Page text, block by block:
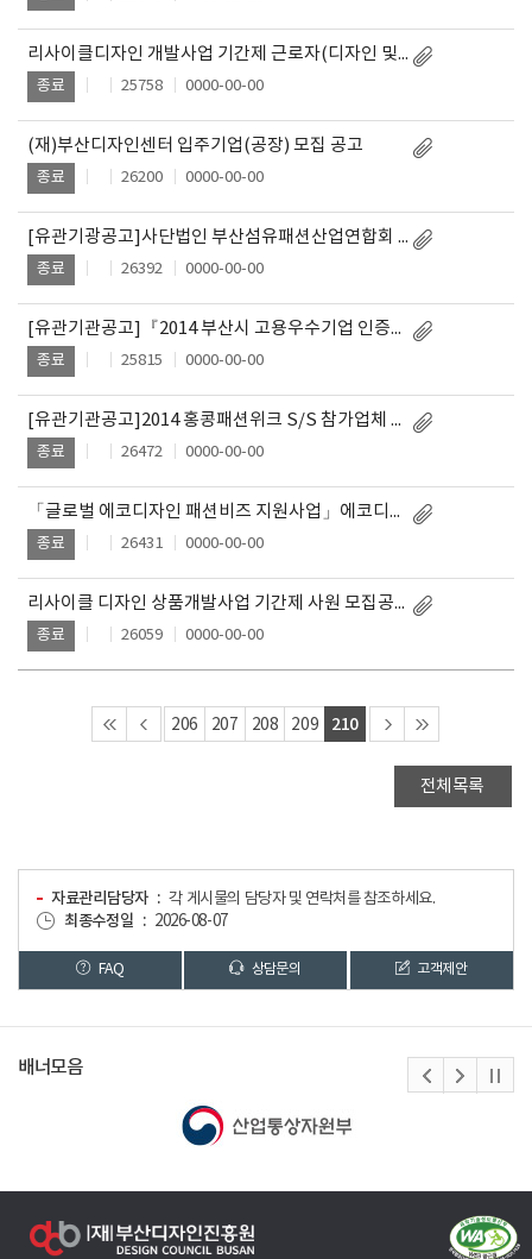
리사이클디자인 개발사업 기간제 근로자(디자인 및 생산) 모집공고
종료 25758 0000-00-00
(재)부산디자인센터 입주기업(공장) 모집 공고
종료 26200 0000-00-00
[유관기광공고]사단법인 부산섬유패션산업연합회 계약직 직원 공개 채용
종료 26392 0000-00-00
[유관기관공고]『2014 부산시 고용우수기업 인증제』 시행 공고
종료 25815 0000-00-00
[유관기관공고]2014 홍콩패션위크 S/S 참가업체 모집공고
종료 26472 0000-00-00
「글로벌 에코디자인 패션비즈 지원사업」에코디자인 제품개발 창업기업 지원대상자 모집(연장)
종료 26431 0000-00-00
리사이클 디자인 상품개발사업 기간제 사원 모집공고
종료 26059 0000-00-00
206 207 208 209 210
전체목록
자료관리담당자
각 게시물의 담당자 및 연락처를 참조하세요.
최종수정일
2026-08-07
FAQ 상담문의 고객제안
배너모음